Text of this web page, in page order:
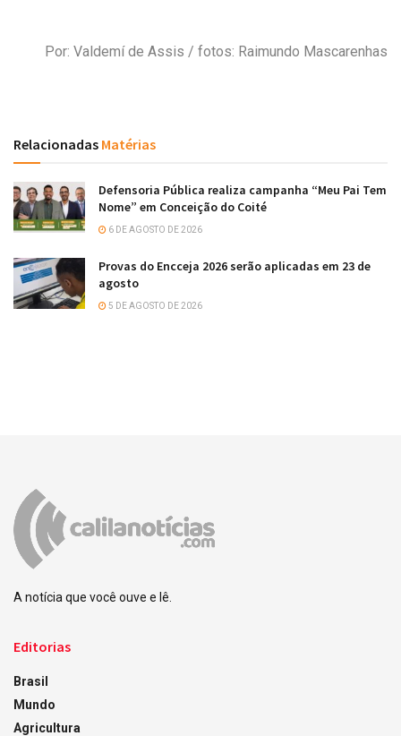
Por: Valdemí de Assis / fotos: Raimundo Mascarenhas
Relacionadas Matérias
Defensoria Pública realiza campanha “Meu Pai Tem
Nome” em Conceição do Coité
6 DE AGOSTO DE 2026
Provas do Encceja 2026 serão aplicadas em 23 de
agosto
5 DE AGOSTO DE 2026
A notícia que você ouve e lê.
Editorias
Brasil
Mundo
Agricultura